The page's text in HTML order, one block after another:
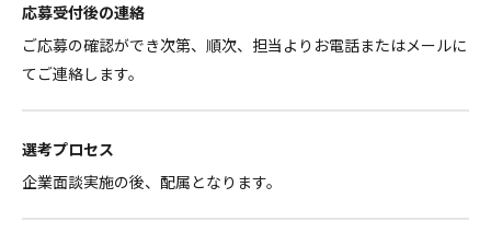
応募受付後の連絡
ご応募の確認ができ次第、順次、担当よりお電話またはメールに
てご連絡します。
選考プロセス
企業面談実施の後、配属となります。